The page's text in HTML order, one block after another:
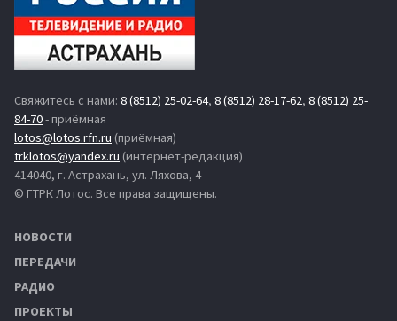
Свяжитесь с нами: 8 (8512) 25-02-64, 8 (8512) 28-17-62, 8 (8512) 25-
84-70- приёмная
lotos@lotos.rfn.ru (приёмная)
trklotos@yandex.ru (интернет-редакция)
414040, г. Астрахань, ул. Ляхова, 4
© ГТРК Лотос. Все права защищены.
НОВОСТИ
ПЕРЕДАЧИ
РАДИО
ПРОЕКТЫ